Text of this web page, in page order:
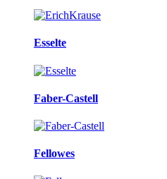
Esselte
Faber-Castell
Fellowes